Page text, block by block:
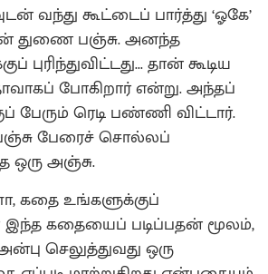
வந்து கூட்டைப் பார்த்து ‘ஓகே’
பஞ்சு. அனந்த
புரிந்துவிட்டது... தான் கூடிய
போகிறார் என்று. அந்தப்
பேரும் ரெடி பண்ணி விட்டார்.
பேரைச் சொல்லப்
ஒரு அஞ்சு.
கதை உங்களுக்குப்
இந்த கதையைப் படிப்பதன் மூலம்,
செலுத்துவது ஒரு